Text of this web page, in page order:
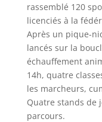
rassemblé 120
licenciés à la
Après un pique-
lancés sur la
échauffement
14h, quatre
les marcheurs,
Quatre stands de
parcours.